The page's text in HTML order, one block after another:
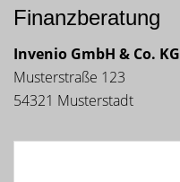
Finanzberatung
Invenio GmbH & Co. KG
Musterstraße 123
54321 Musterstadt